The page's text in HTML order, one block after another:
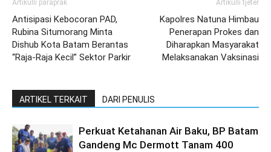
Artikulli paraprak
Antisipasi Kebocoran PAD,
Rubina Situmorang Minta
Dishub Kota Batam Berantas
“Raja-Raja Kecil” Sektor Parkir
Artikulli tjetër
Kapolres Natuna Himbau
Penerapan Prokes dan
Diharapkan Masyarakat
Melaksanakan Vaksinasi
ARTIKEL TERKAIT DARI PENULIS
Perkuat Ketahanan Air Baku, BP Batam
Gandeng Mc Dermott Tanam 400